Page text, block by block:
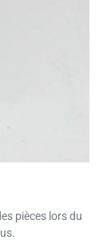
pièces lors du